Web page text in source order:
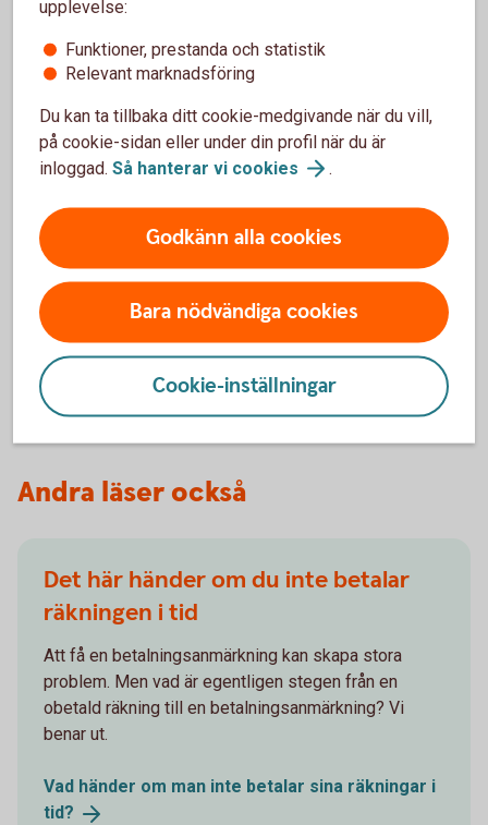
göra en egen budget.
Hjälp med skuldsanering går att få hos
Kronofogden
Vilka utgifter har du?
Med Utgiftskollen håller du enkelt koll på utgifterna
och får en bra kontoöversikt. Aktivera funktionen i
vår app och kom igång.
Få koll på dina köp med Utgiftskollen
Andra läser också
Det här händer om du inte betalar
räkningen i tid
Att få en betalningsanmärkning kan skapa stora
problem. Men vad är egentligen stegen från en
obetald räkning till en betalningsanmärkning? Vi
benar ut.
Vad händer om man inte betalar sina räkningar i
tid?
upplevelse:
Funktioner, prestanda och statistik
Relevant marknadsföring
Du kan ta tillbaka ditt cookie-medgivande när du vill,
på cookie-sidan eller under din profil när du är
inloggad. Så hanterar vi cookies .
Godkänn alla cookies
Bara nödvändiga cookies
Cookie-inställningar